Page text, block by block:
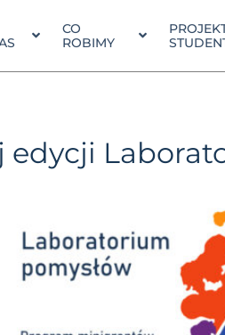
CO
ROBIMY